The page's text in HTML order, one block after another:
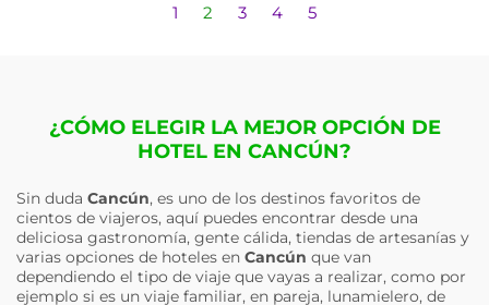
1 2 3 4 5
¿CÓMO ELEGIR LA MEJOR OPCIÓN DE
HOTEL EN CANCÚN?
Sin duda Cancún, es uno de los destinos favoritos de
cientos de viajeros, aquí puedes encontrar desde una
deliciosa gastronomía, gente cálida, tiendas de artesanías y
varias opciones de hoteles en Cancún que van
dependiendo el tipo de viaje que vayas a realizar, como por
ejemplo si es un viaje familiar, en pareja, lunamielero, de